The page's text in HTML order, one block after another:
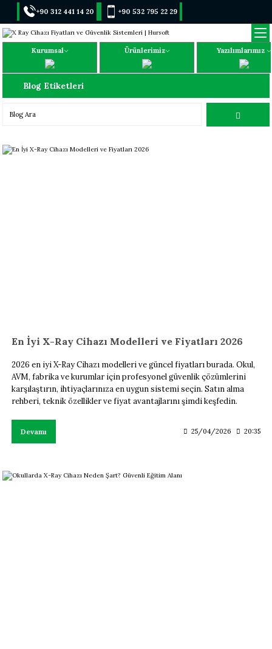
+90 312 441 14 20 +90 532 795 22 29
Kurumsal Ürünlerimiz Yazılımlarımız
Blog Etiketleri
En İyi X-Ray Cihazı Modelleri ve Fiyatları 2026
2026 en iyi X-Ray Cihazı modelleri ve güncel fiyatları burada. Okul,
AVM, fabrika ve kurumlar için profesyonel güvenlik çözümlerini
karşılaştırın, ihtiyaçlarınıza en uygun sistemi seçin. Satın alma
rehberi, teknik özellikler ve fiyat avantajlarını şimdi keşfedin.
Devamı 25/04/2026 20:35